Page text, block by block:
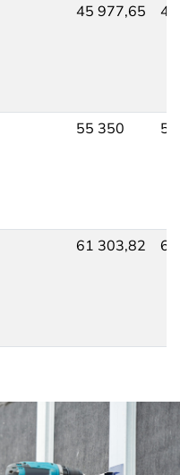
45 977,65
55 350
61 303,82